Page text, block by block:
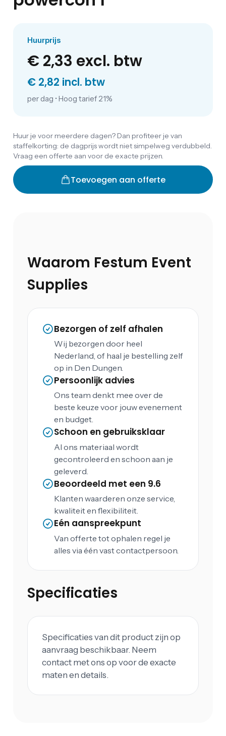
Huurprijs
€ 2,33 excl. btw
€ 2,82 incl. btw
per dag • Hoog tarief 21%
Huur je voor meerdere dagen? Dan profiteer je van
staffelkorting: de dagprijs wordt niet simpelweg verdubbeld.
Vraag een offerte aan voor de exacte prijzen.
Toevoegen aan offerte
Waarom Festum Event
Supplies
Bezorgen of zelf afhalen
Wij bezorgen door heel
Nederland, of haal je bestelling zelf
op in Den Dungen.
Persoonlijk advies
Ons team denkt mee over de
beste keuze voor jouw evenement
en budget.
Schoon en gebruiksklaar
Al ons materiaal wordt
gecontroleerd en schoon aan je
geleverd.
Beoordeeld met een 9.6
Klanten waarderen onze service,
kwaliteit en flexibiliteit.
Eén aanspreekpunt
Van offerte tot ophalen regel je
alles via één vast contactpersoon.
Specificaties
Specificaties van dit product zijn op
aanvraag beschikbaar. Neem
contact met ons op voor de exacte
maten en details.